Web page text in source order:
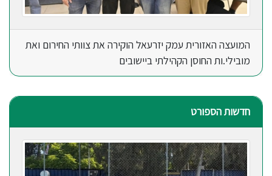
המועצה האזורית עמק יזרעאל הוקירה את צוותי החירום ואת
מובילי.ות החוסן הקהילתי ביישובים
חדשות הספורט